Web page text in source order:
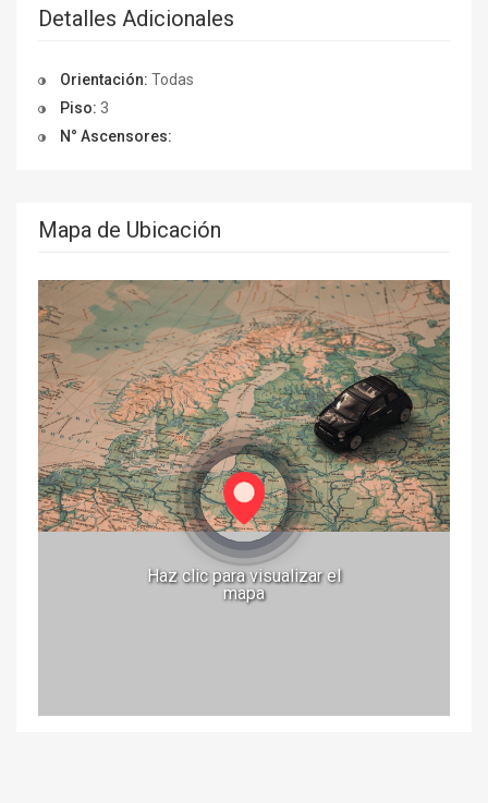
Detalles Adicionales
Orientación: Todas
Piso: 3
N° Ascensores:
Mapa de Ubicación
Haz clic para visualizar el
mapa